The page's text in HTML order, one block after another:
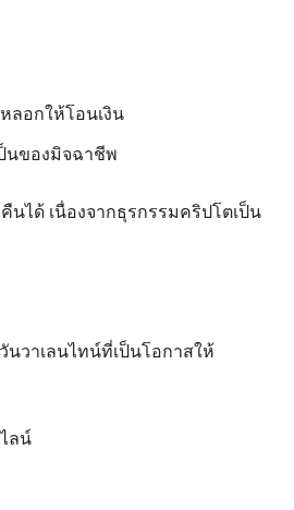
ลอกให้โอนเงิน
นของมิจฉาชีพ
นได้ เนื่องจากธุรกรรมคริปโตเป็น
นวาเลนไทน์ที่เป็นโอกาสให้
ลน์